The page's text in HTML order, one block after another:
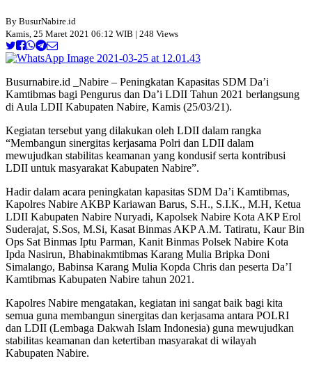
By BusurNabire.id
Kamis, 25 Maret 2021 06:12 WIB | 248 Views
Busurnabire.id _Nabire – Peningkatan Kapasitas SDM Da’i
Kamtibmas bagi Pengurus dan Da’i LDII Tahun 2021 berlangsung
di Aula LDII Kabupaten Nabire, Kamis (25/03/21).
Kegiatan tersebut yang dilakukan oleh LDII dalam rangka
“Membangun sinergitas kerjasama Polri dan LDII dalam
mewujudkan stabilitas keamanan yang kondusif serta kontribusi
LDII untuk masyarakat Kabupaten Nabire”.
Hadir dalam acara peningkatan kapasitas SDM Da’i Kamtibmas,
Kapolres Nabire AKBP Kariawan Barus, S.H., S.I.K., M.H, Ketua
LDII Kabupaten Nabire Nuryadi, Kapolsek Nabire Kota AKP Erol
Suderajat, S.Sos, M.Si, Kasat Binmas AKP A.M. Tatiratu, Kaur Bin
Ops Sat Binmas Iptu Parman, Kanit Binmas Polsek Nabire Kota
Ipda Nasirun, Bhabinakmtibmas Karang Mulia Bripka Doni
Simalango, Babinsa Karang Mulia Kopda Chris dan peserta Da’I
Kamtibmas Kabupaten Nabire tahun 2021.
Kapolres Nabire mengatakan, kegiatan ini sangat baik bagi kita
semua guna membangun sinergitas dan kerjasama antara POLRI
dan LDII (Lembaga Dakwah Islam Indonesia) guna mewujudkan
stabilitas keamanan dan ketertiban masyarakat di wilayah
Kabupaten Nabire.